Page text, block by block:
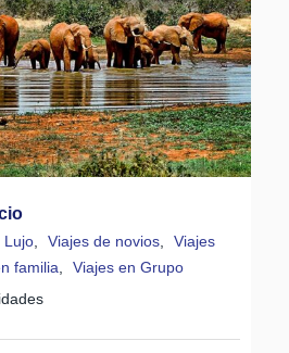
Lujo Viajes de novios
Viajes
familia
Viajes en Grupo